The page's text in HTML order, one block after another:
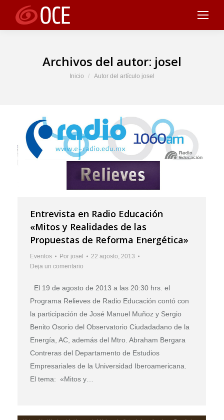
Archivos del autor: josel
Estás aquí:
Inicio Autor del artículo josel
Entrevista en Radio Educación
«Mitos y Realidades de las
Propuestas de Reforma Energética»
Eventos Por josel
22 agosto, 2013
Deja un comentario
El 19 de agosto de 2013 a las 20:30 hrs. el
Programa Relieves de Radio Educación contó con
la participación de José Manuel Muñoz y Sergio
Benito Osorio del Observatorio Ciudadadano de la
Energía, AC, además del Mtro. Abraham Bergara
Contreras del Departamento de Estudios
Empresariales de la Universidad Iberoamericana.
El tema: «Mitos y…